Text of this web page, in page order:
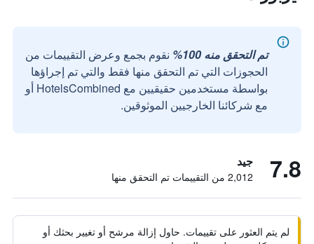
تم التحقق منه 100%
نقوم بجمع وعرض التقييمات من
الحجوزات التي تم التحقق منها فقط والتي تم إجراؤها
بواسطة مستخدمين حقيقيين مع HotelsCombined أو
مع شركائنا الخارجيين الموثوقين.
7.8 جيد
2,012 من التقييمات تم التحقق منها
لم يتم العثور على تقييمات. حاول إزالة مرشح أو تغيير بحثك أو